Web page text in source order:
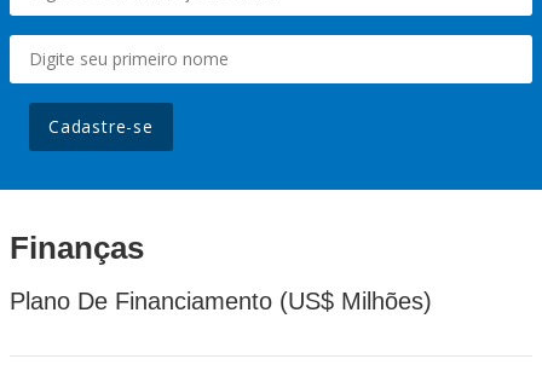
Cadastre-se
Finanças
Plano De Financiamento (US$ Milhões)